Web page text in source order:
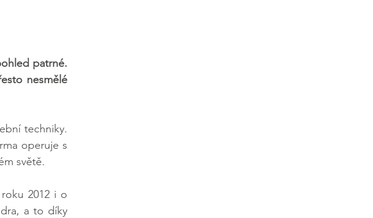
patrné.
nesmělé
techniky.
operuje s
světě.
2012 i o
a to díky